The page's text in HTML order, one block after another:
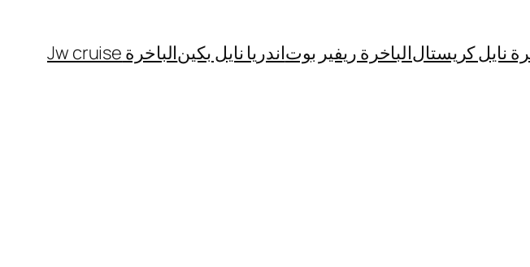
نايل كريستالالباخرة ريفير بوتاندريا نايل بكينالباخرة Jw cruise